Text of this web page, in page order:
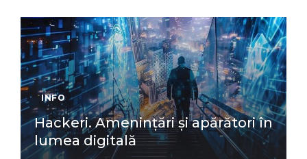
INFO
Hackeri. Amenințări și apărători în
lumea digitală